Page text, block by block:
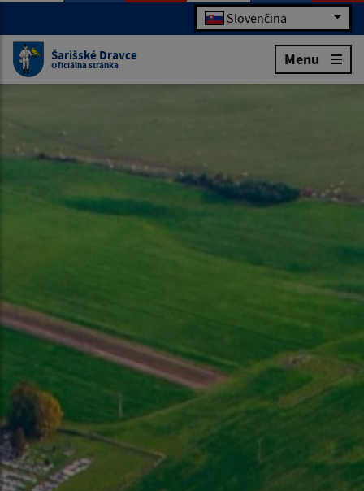
Slovenčina
Šarišské Dravce
Oficiálna stránka Menu